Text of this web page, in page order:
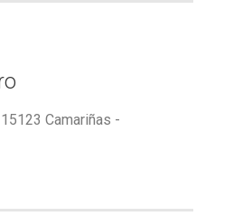
Camariñas -